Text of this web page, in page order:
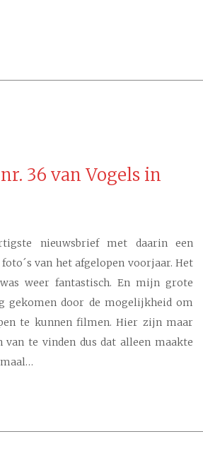
36 van Vogels in
nieuwsbrief met daarin een
van het afgelopen voorjaar. Het
weer fantastisch. En mijn grote
gekomen door de mogelijkheid om
te kunnen filmen. Hier zijn maar
van te vinden dus dat alleen maakte